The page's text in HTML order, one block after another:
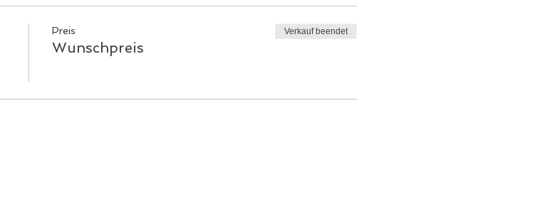
Preis
Wunschpreis
Verkauf beendet